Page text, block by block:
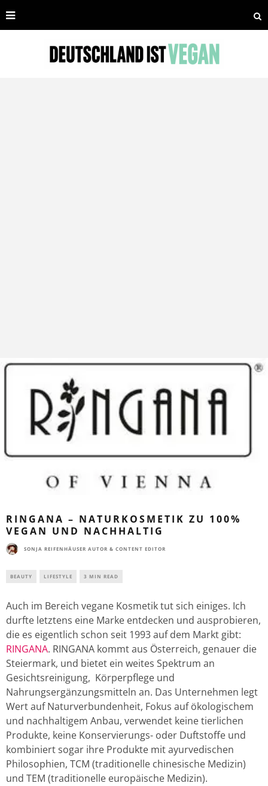
RINGANA – NATURKOSMETIK ZU 100%
VEGAN UND NACHHALTIG
SONJA REIFENHÄUSER AUTOR & CONTENT EDITOR
BEAUTY LIFESTYLE 3 MIN READ
Auch im Bereich vegane Kosmetik tut sich einiges. Ich
durfte letztens eine Marke entdecken und ausprobieren,
die es eigentlich schon seit 1993 auf dem Markt gibt:
RINGANA. RINGANA kommt aus Österreich, genauer die
Steiermark, und bietet ein weites Spektrum an
Gesichtsreinigung, Körperpflege und
Nahrungsergänzungsmitteln an. Das Unternehmen legt
Wert auf Naturverbundenheit, Fokus auf ökologischem
und nachhaltigem Anbau, verwendet keine tierlichen
Produkte, keine Konservierungs- oder Duftstoffe und
kombiniert sogar ihre Produkte mit ayurvedischen
Philosophien, TCM (traditionelle chinesische Medizin)
und TEM (traditionelle europäische Medizin).